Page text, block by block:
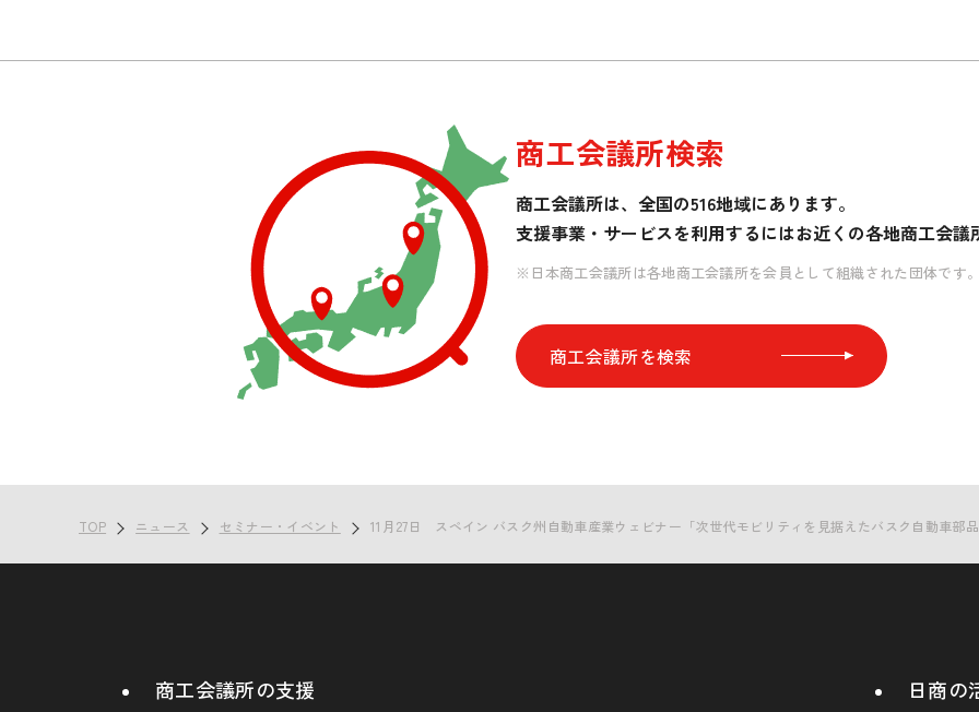
商工会議所検索
商工会議所は、全国の516地域にあります。
支援事業・サービスを利用するにはお近くの各地商工会議
※日本商工会議所は各地商工会議所を会員として組織された団体です。
商工会議所を検索
TOP ニュース セミナー・イベント 11月27日 スペイン バスク州自動車産業ウェビナー「次世代モビリティを見据えたバスク自動車部品
商工会議所の支援 日商の